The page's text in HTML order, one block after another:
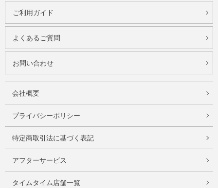
ご利用ガイド
よくあるご質問
お問い合わせ
会社概要
プライバシーポリシー
特定商取引法に基づく表記
アフターサービス
タイムタイム店舗一覧